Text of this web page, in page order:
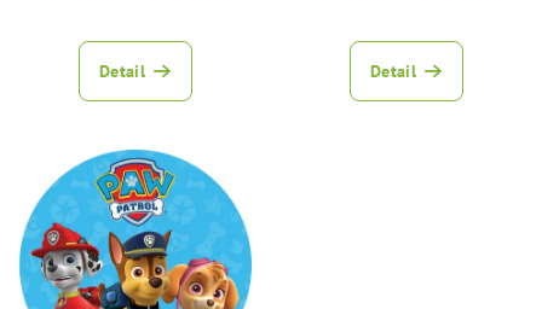
Detail Detail